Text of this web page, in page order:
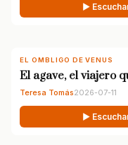
▶
EL OMBLIGO DE VENUS
El agave, el viajero
Teresa Tomás2026-07-11
▶